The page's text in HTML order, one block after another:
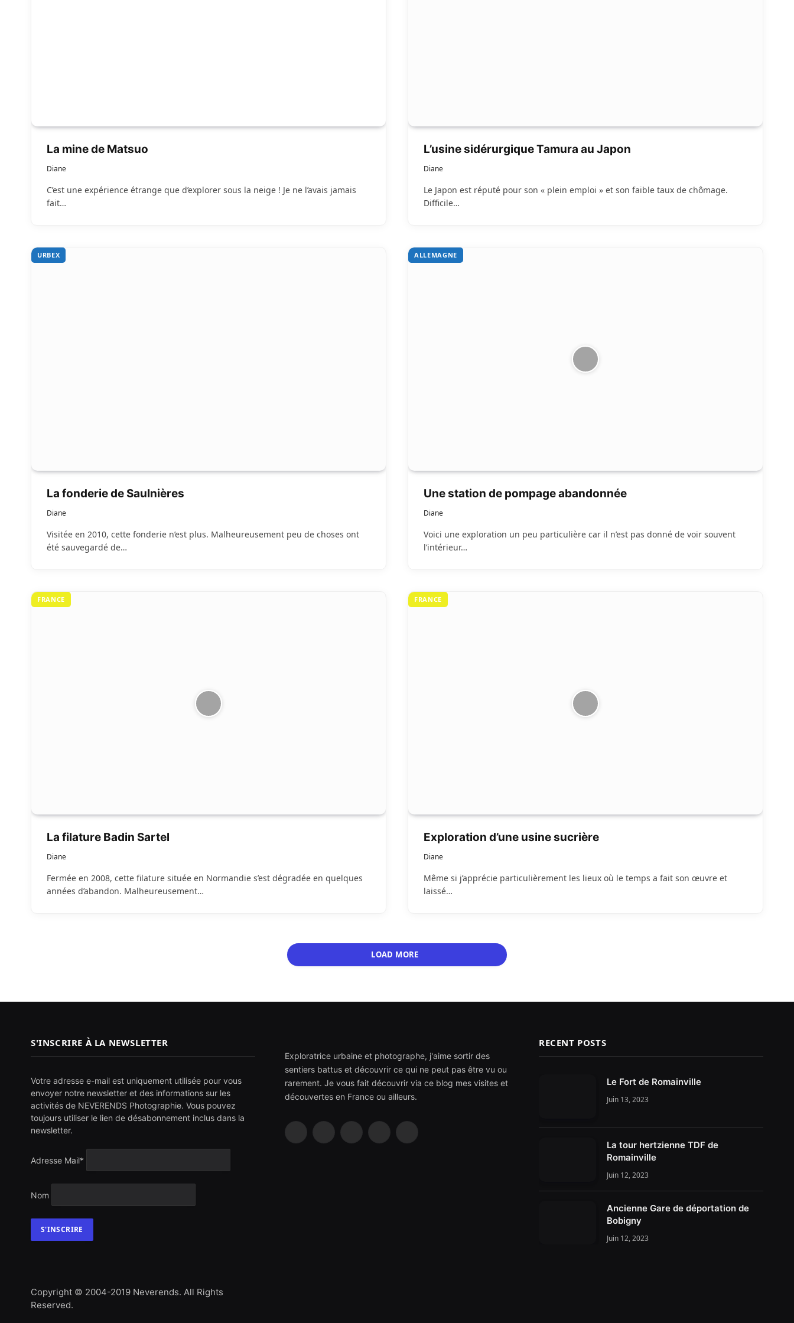
La mine de Matsuo
Diane
C’est une expérience étrange que d’explorer sous la neige ! Je ne l’avais jamais
fait…
L’usine sidérurgique Tamura au Japon
Diane
Le Japon est réputé pour son « plein emploi » et son faible taux de chômage.
Difficile…
URBEX
La fonderie de Saulnières
Diane
Visitée en 2010, cette fonderie n’est plus. Malheureusement peu de choses ont
été sauvegardé de…
ALLEMAGNE
Une station de pompage abandonnée
Diane
Voici une exploration un peu particulière car il n’est pas donné de voir souvent
l’intérieur…
FRANCE
La filature Badin Sartel
Diane
Fermée en 2008, cette filature située en Normandie s’est dégradée en quelques
années d’abandon. Malheureusement…
FRANCE
Exploration d’une usine sucrière
Diane
Même si j’apprécie particulièrement les lieux où le temps a fait son œuvre et
laissé…
LOAD MORE
S'INSCRIRE À LA NEWSLETTER
Votre adresse e-mail est uniquement utilisée pour vous
envoyer notre newsletter et des informations sur les
activités de NEVERENDS Photographie. Vous pouvez
toujours utiliser le lien de désabonnement inclus dans la
newsletter.
Adresse Mail*
Nom
Exploratrice urbaine et photographe, j'aime sortir des
sentiers battus et découvrir ce qui ne peut pas être vu ou
rarement. Je vous fait découvrir via ce blog mes visites et
découvertes en France ou ailleurs.
FacebookInstagramYouTube TikTok RSS
RECENT POSTS
Le Fort de Romainville
Juin 13, 2023
La tour hertzienne TDF de
Romainville
Juin 12, 2023
Ancienne Gare de déportation de
Bobigny
Juin 12, 2023
Copyright © 2004-2019 Neverends. All Rights
Reserved.